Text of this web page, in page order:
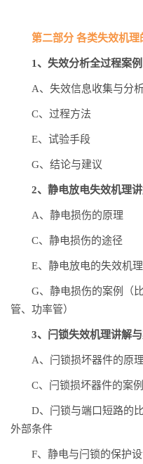
第二部分 各类失效机
1、失效分析全过程案例
A、失效信息收集
C、过程方法 D
E、试验手段 F
G、结论与建议
2、静电放电失效机理
A、静电损伤的原
C、静电损伤的途
E、静电放电的失效
G、静电损伤的案例（
管、功率管）
3、闩锁失效机理讲解
A、闩锁损坏器件的
C、闩锁损坏器件的案
D、闩锁与端口短路
外部条件
F、静电与闩锁的保护